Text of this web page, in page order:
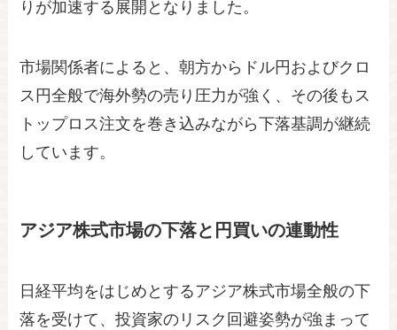
りが加速する展開となりました。
市場関係者によると、朝方からドル円およびクロ
ス円全般で海外勢の売り圧力が強く、その後もス
トップロス注文を巻き込みながら下落基調が継続
しています。
アジア株式市場の下落と円買いの連動性
日経平均をはじめとするアジア株式市場全般の下
落を受けて、投資家のリスク回避姿勢が強まって